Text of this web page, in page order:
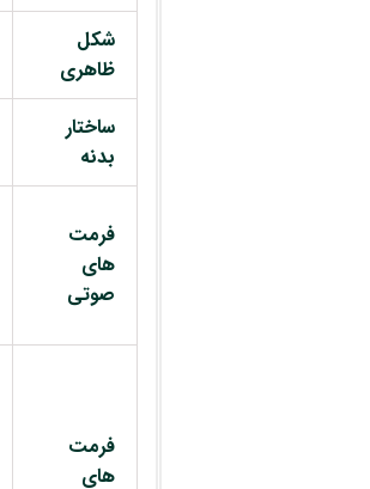
شکل
ظاهری
ساختار
بدنه
فرمت
های
صوتی
فرمت
های